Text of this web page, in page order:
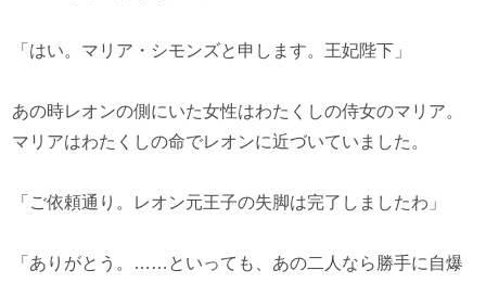
「はい。マリア・シモンズと申します。王妃陛下」
あの時レオンの側にいた女性はわたくしの侍女のマリア。
マリアはわたくしの命でレオンに近づいていました。
「ご依頼通り。レオン元王子の失脚は完了しましたわ」
「ありがとう。……といっても、あの二人なら勝手に自爆